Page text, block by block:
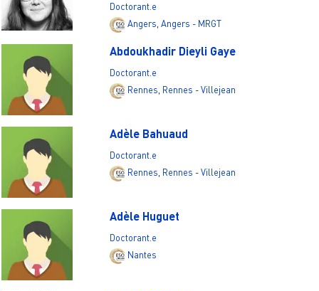
Doctorant.e
Angers, Angers - MRGT
Abdoukhadir Dieyli Gaye
Doctorant.e
Rennes Rennes - Villejean
Adèle Bahuaud
Doctorant.e
Rennes Rennes - Villejean
Adèle Huguet
Doctorant.e
Nantes